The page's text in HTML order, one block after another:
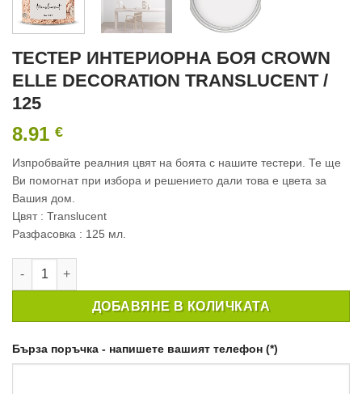
ТЕСТЕР ИНТЕРИОРНА БОЯ CROWN
ELLE DECORATION TRANSLUCENT /
125
8.91 €
Изпробвайте реалния цвят на боята с нашите тестери. Те ще
Ви помогнат при избора и решението дали това е цвета за
Вашия дом.
Цвят : Translucent
Разфасовка : 125 мл.
количество за ТЕСТЕР ИНТЕРИОРНА БОЯ CROWN ELLE
ДОБАВЯНЕ В КОЛИЧКАТА
Бърза поръчка - напишете вашият телефон (*)